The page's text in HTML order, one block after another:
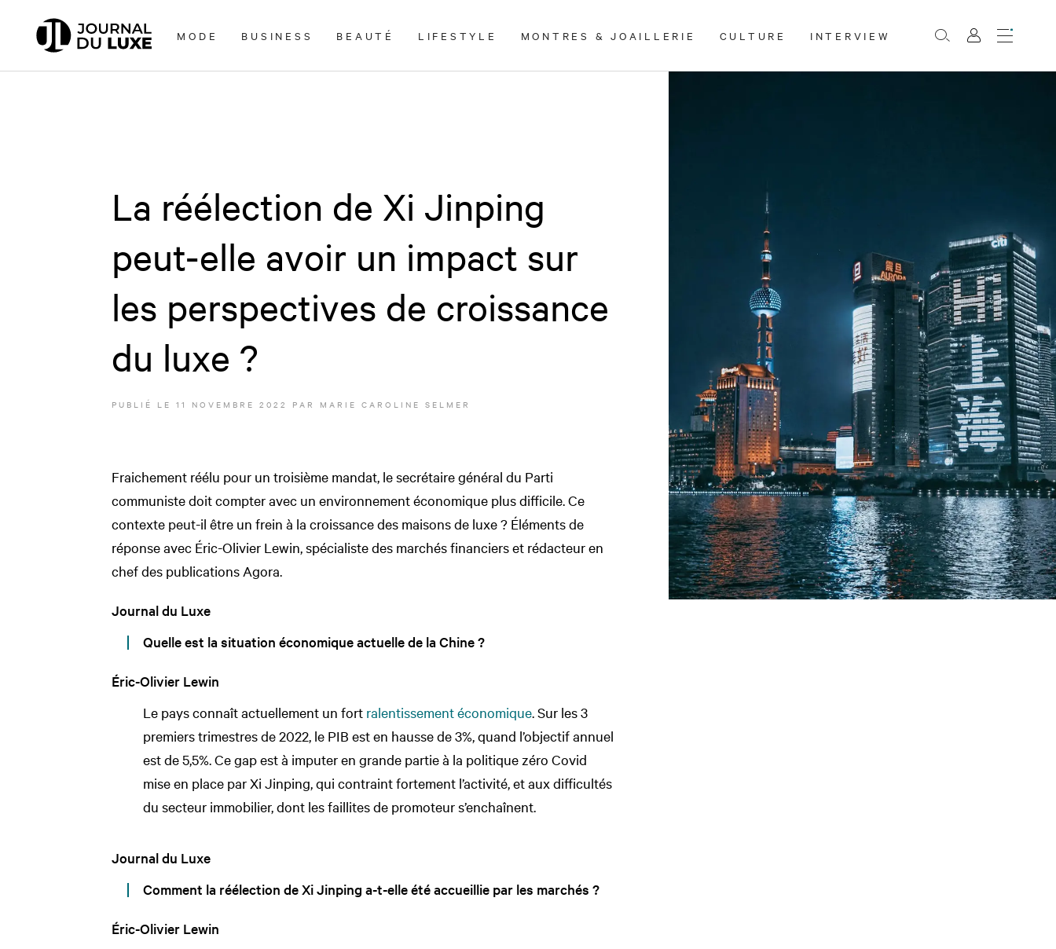
directement
MODE BUSINESS BEAUTÉ LIFESTYLE MONTRES & JOAILLERIE CULTURE INTERVIEW Rechercher
Mon
compte
Menu
La réélection de Xi Jinping
peut-elle avoir un impact sur
les perspectives de croissance
du luxe ?
PUBLIÉ LE 11 NOVEMBRE 2022 PAR MARIE CAROLINE SELMER
Fraichement réélu pour un troisième mandat, le secrétaire général du Parti
communiste doit compter avec un environnement économique plus difficile. Ce
contexte peut-il être un frein à la croissance des maisons de luxe ? Éléments de
réponse avec Éric-Olivier Lewin, spécialiste des marchés financiers et rédacteur en
chef des publications Agora.
Journal du Luxe
Quelle est la situation économique actuelle de la Chine ?
Éric-Olivier Lewin
Le pays connaît actuellement un fort ralentissement économique . Sur les 3
premiers trimestres de 2022, le PIB est en hausse de 3%, quand l’objectif annuel
est de 5,5%. Ce gap est à imputer en grande partie à la politique zéro Covid
mise en place par Xi Jinping, qui contraint fortement l’activité, et aux difficultés
du secteur immobilier, dont les faillites de promoteur s’enchaînent.
Journal du Luxe
Comment la réélection de Xi Jinping a-t-elle été accueillie par les marchés ?
Éric-Olivier Lewin